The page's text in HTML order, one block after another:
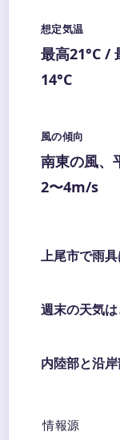
想定気温
最高21°C /
14°C
風の傾向
南東の風、
2〜4m/s
上尾市で雨
週末の天気
内陸部と沿
情報源